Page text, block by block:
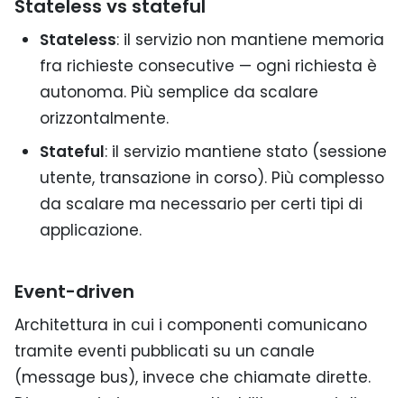
Stateless vs stateful
Stateless: il servizio non mantiene memoria
fra richieste consecutive — ogni richiesta è
autonoma. Più semplice da scalare
orizzontalmente.
Stateful: il servizio mantiene stato (sessione
utente, transazione in corso). Più complesso
da scalare ma necessario per certi tipi di
applicazione.
Event-driven
Architettura in cui i componenti comunicano
tramite eventi pubblicati su un canale
(message bus), invece che chiamate dirette.